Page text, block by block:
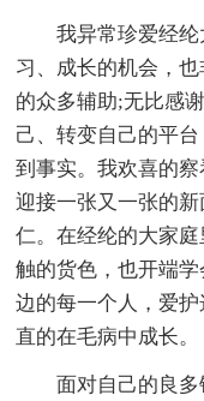
我异常珍爱经
习、成长的机会，
的众多辅助;无比感
己、转变自己的平
到事实。我欢喜的
迎接一张又一张的
仁。在经纶的大家
触的货色，也开端
边的每一个人，爱
直的在毛病中成长。
面对自己的良